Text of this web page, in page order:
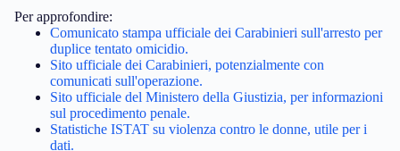
Per approfondire:
Comunicato stampa ufficiale dei Carabinieri sull'arresto per
duplice tentato omicidio.
Sito ufficiale dei Carabinieri, potenzialmente con
comunicati sull'operazione.
Sito ufficiale del Ministero della Giustizia, per informazioni
sul procedimento penale.
Statistiche ISTAT su violenza contro le donne, utile per i
dati.